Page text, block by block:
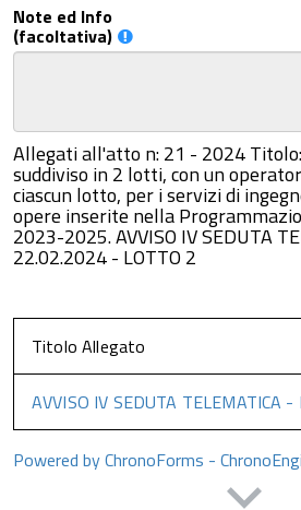
Note ed Info
(facoltativa)
Allegati all'atto n: 21 - 2024
suddiviso in 2 lotti, con un
ciascun lotto, per i servizi di
opere inserite nella
2023-2025. AVVISO IV SEDUTA
22.02.2024 - LOTTO 2
Titolo Allegato
AVVISO IV SEDUTA TELEMATICA
Powered by ChronoForms -